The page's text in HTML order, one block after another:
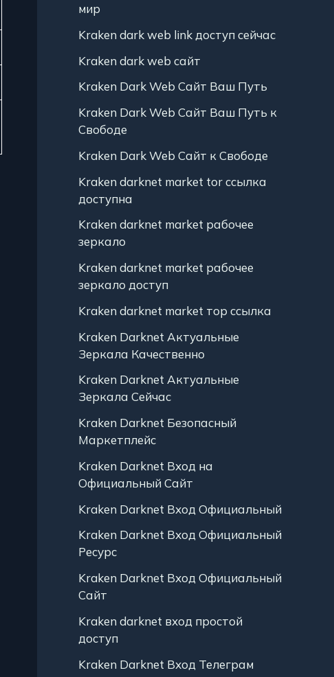
мир
Kraken dark web link доступ сейчас
Kraken dark web сайт
Kraken Dark Web Сайт Ваш Путь
Kraken Dark Web Сайт Ваш Путь к
Свободе
Kraken Dark Web Сайт к Свободе
Kraken darknet market tor ссылка
доступна
Kraken darknet market рабочее
зеркало
Kraken darknet market рабочее
зеркало доступ
Kraken darknet market тор ссылка
Kraken Darknet Актуальные
Зеркала Качественно
Kraken Darknet Актуальные
Зеркала Сейчас
Kraken Darknet Безопасный
Маркетплейс
Kraken Darknet Вход на
Официальный Сайт
Kraken Darknet Вход Официальный
Kraken Darknet Вход Официальный
Ресурс
Kraken Darknet Вход Официальный
Сайт
Kraken darknet вход простой
доступ
Kraken Darknet Вход Телеграм